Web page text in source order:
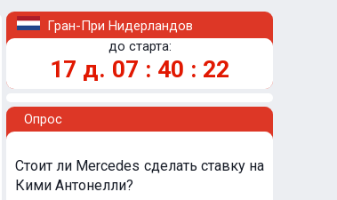
Гран-При Нидерландов
до старта:
17 д. 07 : 40 : 22
Опрос
Стоит ли Mercedes сделать ставку на
Кими Антонелли?